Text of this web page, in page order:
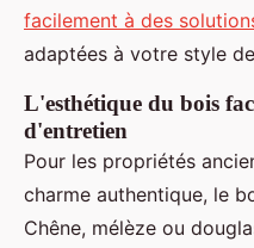
facilement à des
adaptées à votre style
L'esthétique du bois
d'entretien
Pour les propriétés
charme authentique, le
Chêne, mélèze ou